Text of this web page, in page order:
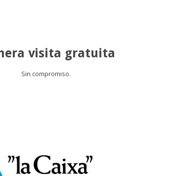
visita gratuita
Sin compromiso.